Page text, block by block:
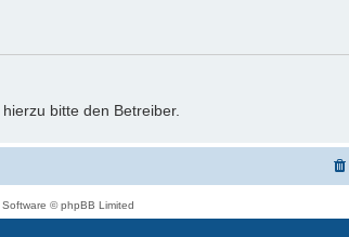
bitte den Betreiber.
© phpBB Limited